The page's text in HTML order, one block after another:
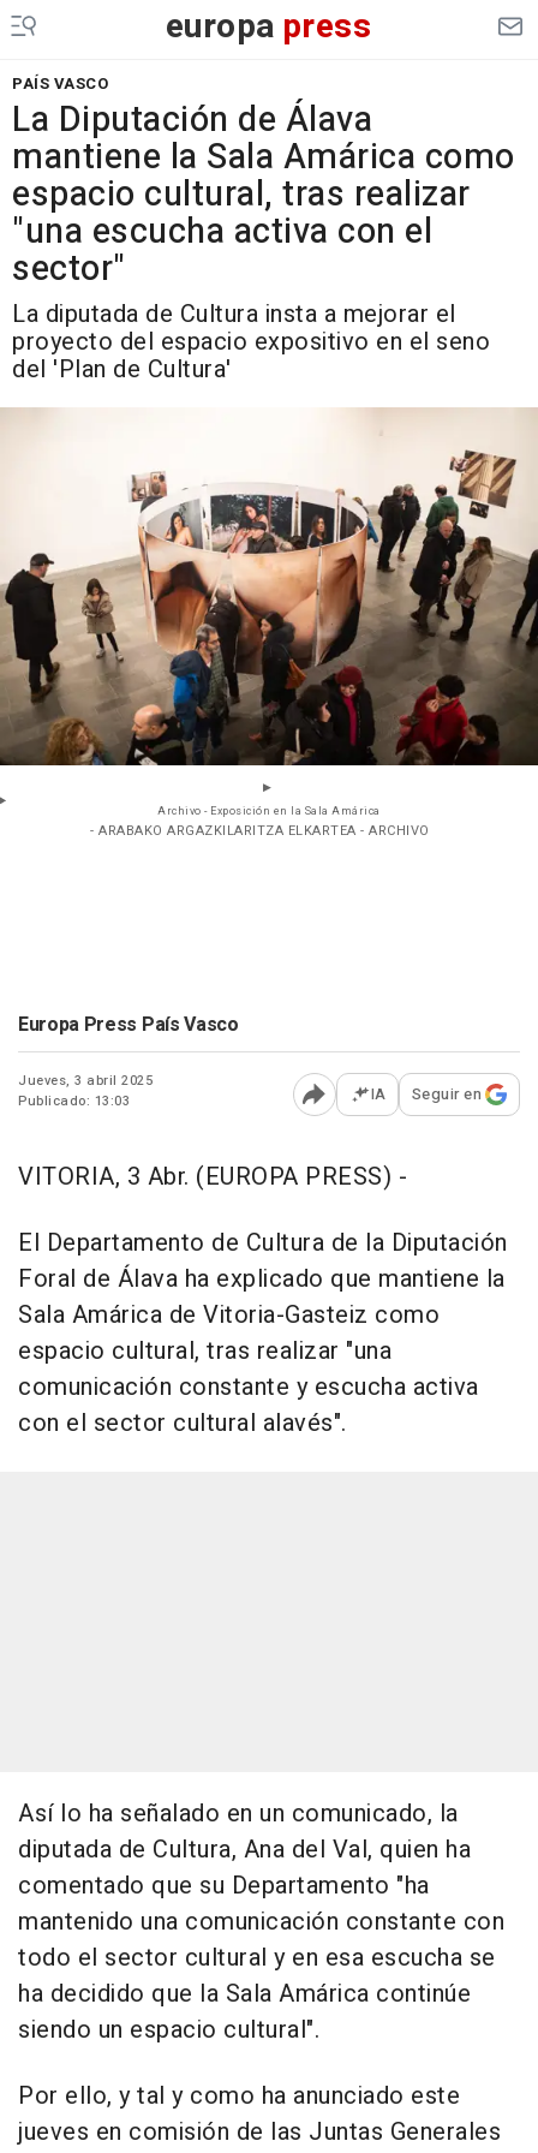
europa press
PAÍS VASCO
La Diputación de Álava
mantiene la Sala Amárica como
espacio cultural, tras realizar
"una escucha activa con el
sector"
La diputada de Cultura insta a mejorar el
proyecto del espacio expositivo en el seno
del 'Plan de Cultura'
Archivo - Exposición en la Sala Amárica
- ARABAKO ARGAZKILARITZA ELKARTEA - ARCHIVO
Europa Press País Vasco
Jueves, 3 abril 2025
Publicado: 13:03
Abrir opciones para
IA Seguir en
VITORIA, 3 Abr. (EUROPA PRESS) -
El Departamento de Cultura de la Diputación
Foral de Álava ha explicado que mantiene la
Sala Amárica de Vitoria-Gasteiz como
espacio cultural, tras realizar "una
comunicación constante y escucha activa
con el sector cultural alavés".
Así lo ha señalado en un comunicado, la
diputada de Cultura, Ana del Val, quien ha
comentado que su Departamento "ha
mantenido una comunicación constante con
todo el sector cultural y en esa escucha se
ha decidido que la Sala Amárica continúe
siendo un espacio cultural".
Por ello, y tal y como ha anunciado este
jueves en comisión de las Juntas Generales